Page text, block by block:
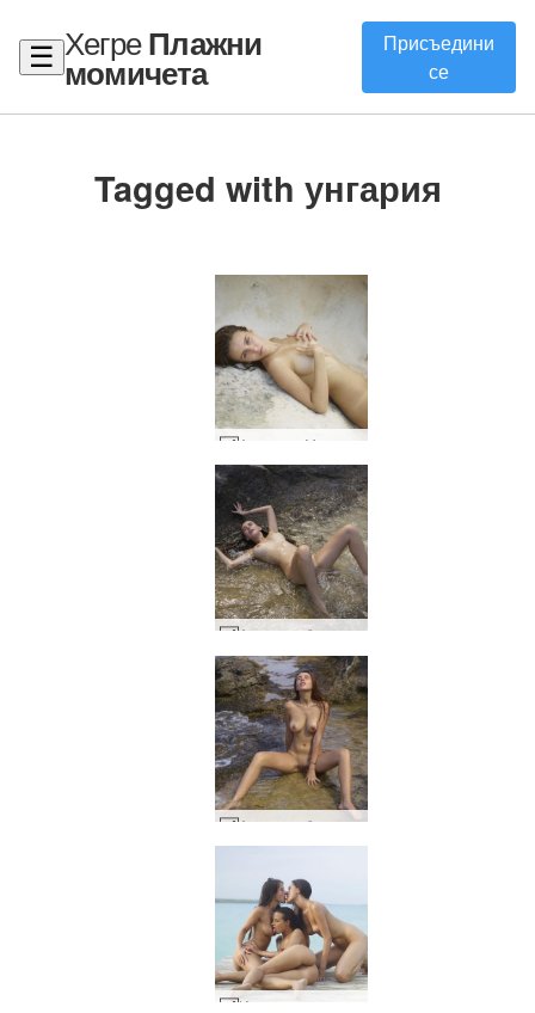
☰ ХегреПлажни
момичета
Присъедини
се
Tagged with унгария
Алиса на брега на морето #47
Алиса на брега на морето #23